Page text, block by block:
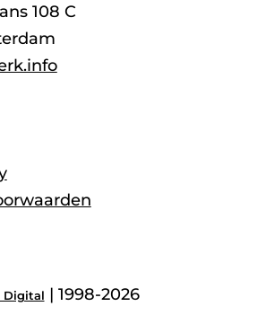
108 C
Digital | 1998-2026